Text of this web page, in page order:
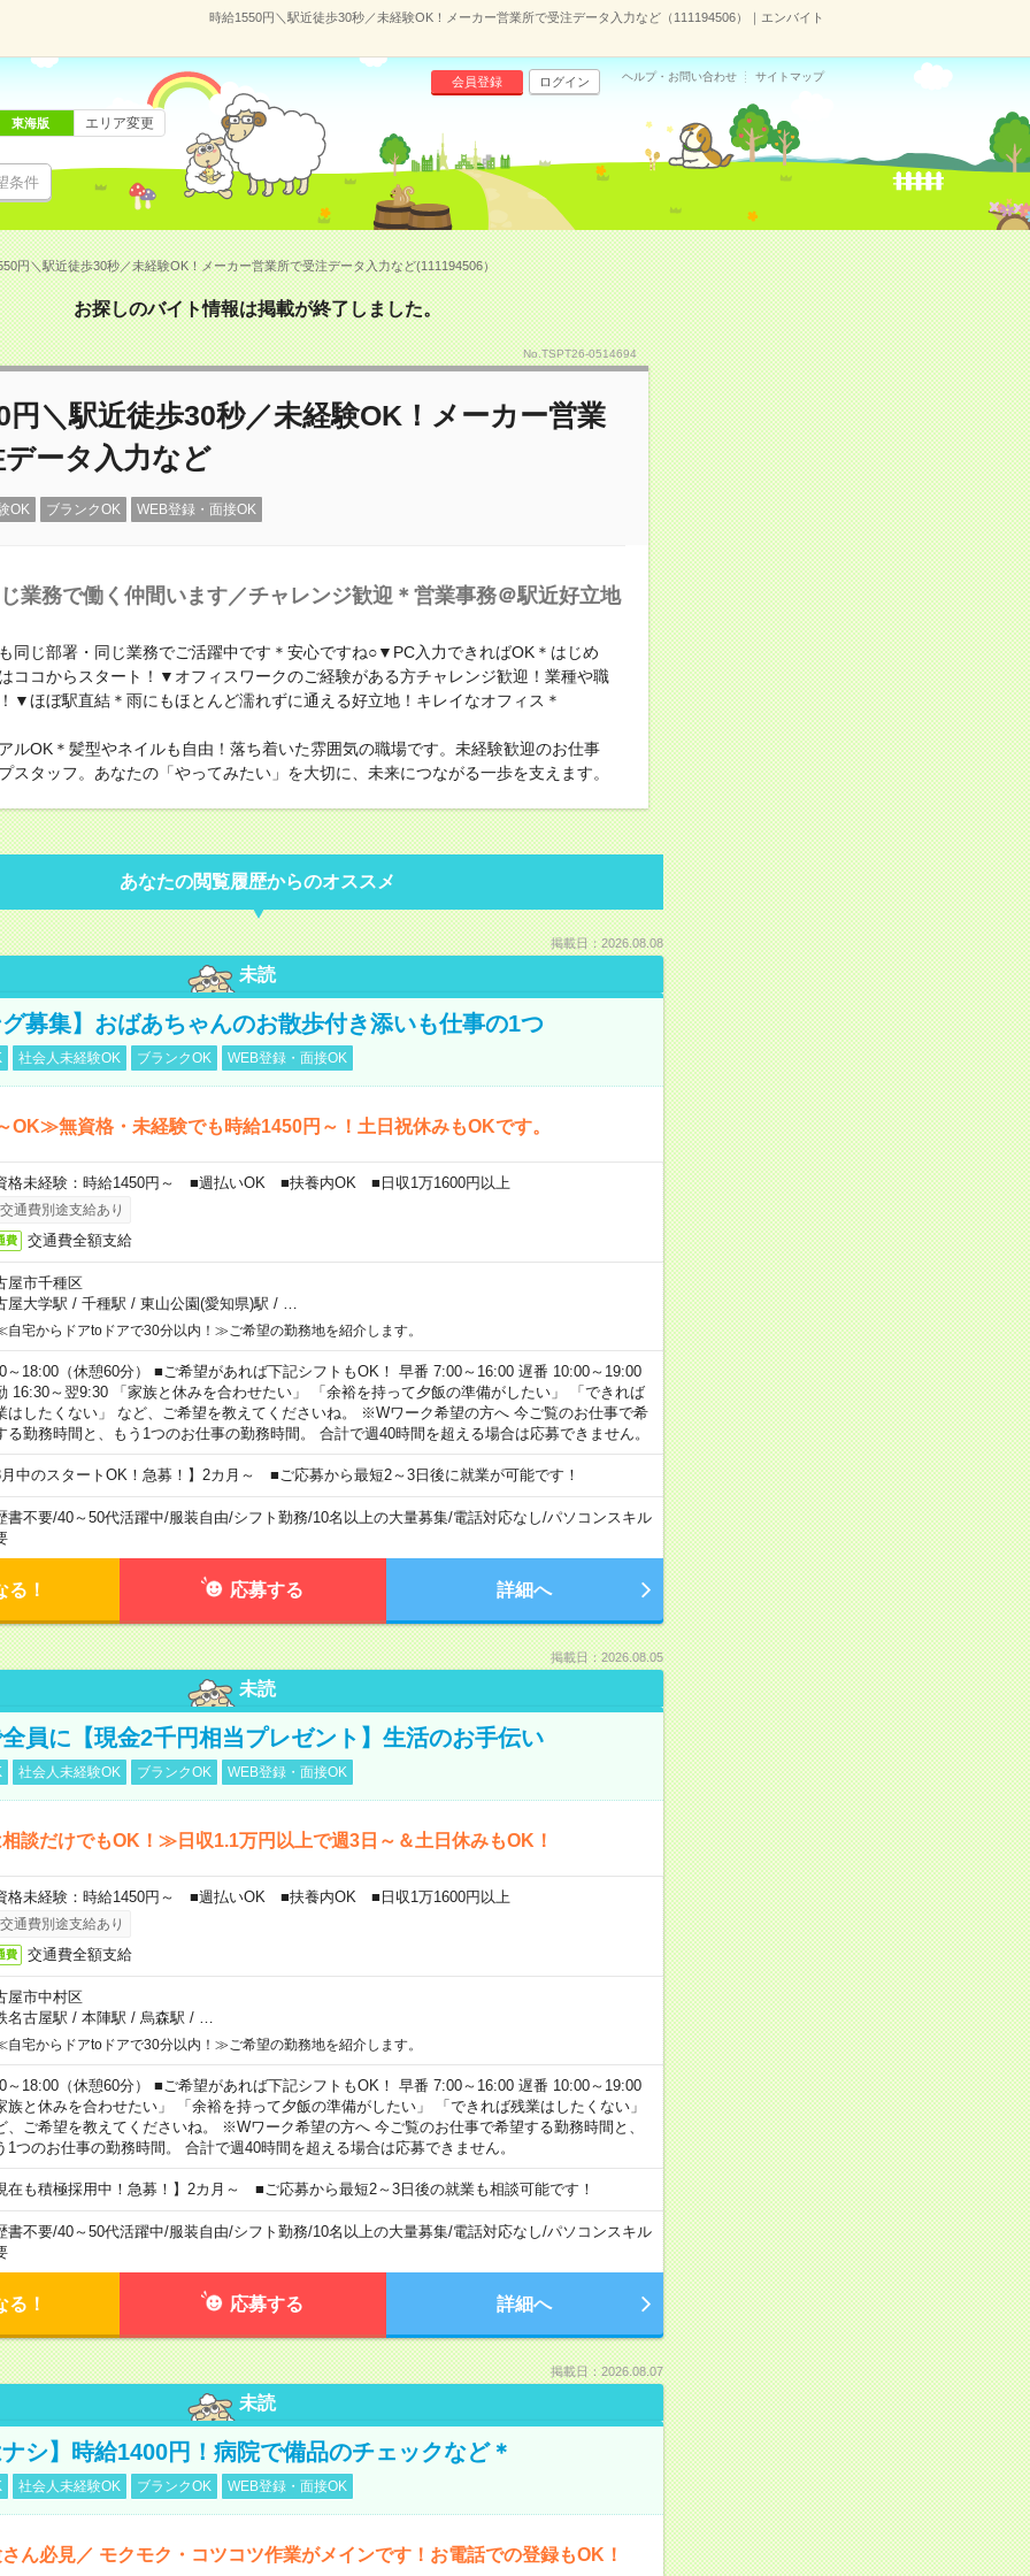
時給1550円＼駅近徒歩30秒／未経験OK！メーカー営業所で受注データ入力など（111194506）｜エンバイト
条件
会員登録 ログイン ヘルプ・お問い合わせ サイトマップ
東海版 エリア変更
円＼駅近徒歩30秒／未経験OK！メーカー営業所で受注データ入力など(111194506）
お探しのバイト情報は掲載が終了しました。
No.TSPT26-0514694
円＼駅近徒歩30秒／未経験OK！メーカー営業
ータ入力など
OK ブランクOK WEB登録・面接OK
業務で働く仲間います／チャレンジ歓迎＊営業事務＠駅近好立地
同じ部署・同じ業務でご活躍中です＊安心ですね○▼PC入力できればOK＊はじめ
ココからスタート！▼オフィスワークのご経験がある方チャレンジ歓迎！業種や職
▼ほぼ駅直結＊雨にもほとんど濡れずに通える好立地！キレイなオフィス＊
ルOK＊髪型やネイルも自由！落ち着いた雰囲気の職場です。未経験歓迎のお仕事
スタッフ。あなたの「やってみたい」を大切に、未来につながる一歩を支えます。
あなたの閲覧履歴からのオススメ
掲載日：2026.08.08
未読
募集】おばあちゃんのお散歩付き添いも仕事の1つ
社会人未経験OK ブランクOK WEB登録・面接OK
OK≫無資格・未経験でも時給1450円～！土日祝休みもOKです。
格未経験：時給1450円～ ■週払いOK ■扶養内OK ■日収1万1600円以上
交通費別途支給あり
費 交通費全額支給
屋市千種区
屋大学駅 / 千種駅 / 東山公園(愛知県)駅 /
宅からドアtoドアで30分以内！≫ご希望の勤務地を紹介します。
～18:00（休憩60分） ■ご希望があれば下記シフトもOK！ 早番 7:00～16:00 遅番 10:00～19:00
16:30～翌9:30 「家族と休みを合わせたい」 「余裕を持って夕飯の準備がしたい」 「できれば
はしたくない」 など、ご希望を教えてくださいね。 ※Wワーク希望の方へ 今ご覧のお仕事で希
る勤務時間と、もう1つのお仕事の勤務時間。 合計で週40時間を超える場合は応募できません。
中のスタートOK！急募！】2カ月～ ■ご応募から最短2～3日後に就業が可能です！
書不要/40～50代活躍中/服装自由/シフト勤務/10名以上の大量募集/電話対応なし/パソコンスキル
る！ 応募する 詳細へ
掲載日：2026.08.05
未読
員に【現金2千円相当プレゼント】生活のお手伝い
社会人未経験OK ブランクOK WEB登録・面接OK
談だけでもOK！≫日収1.1万円以上で週3日～＆土日休みもOK！
格未経験：時給1450円～ ■週払いOK ■扶養内OK ■日収1万1600円以上
交通費別途支給あり
費 交通費全額支給
屋市中村区
名古屋駅 / 本陣駅 / 烏森駅 /
宅からドアtoドアで30分以内！≫ご希望の勤務地を紹介します。
～18:00（休憩60分） ■ご希望があれば下記シフトもOK！ 早番 7:00～16:00 遅番 10:00～19:00
族と休みを合わせたい」 「余裕を持って夕飯の準備がしたい」 「できれば残業はしたくない」
、ご希望を教えてくださいね。 ※Wワーク希望の方へ 今ご覧のお仕事で希望する勤務時間と、
1つのお仕事の勤務時間。 合計で週40時間を超える場合は応募できません。
在も積極採用中！急募！】2カ月～ ■ご応募から最短2～3日後の就業も相談可能です！
書不要/40～50代活躍中/服装自由/シフト勤務/10名以上の大量募集/電話対応なし/パソコンスキル
る！ 応募する 詳細へ
掲載日：2026.08.07
未読
シ】時給1400円！病院で備品のチェックなど＊
社会人未経験OK ブランクOK WEB登録・面接OK
ん必見／ モクモク・コツコツ作業がメインです！お電話での登録もOK！